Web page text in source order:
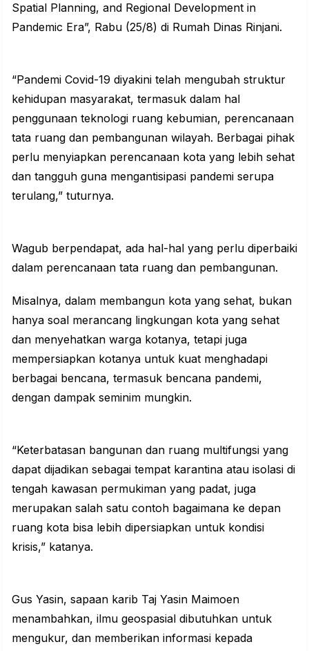
Spatial Planning, and Regional Development in
Pandemic Era”, Rabu (25/8) di Rumah Dinas Rinjani.
“Pandemi Covid-19 diyakini telah mengubah struktur
kehidupan masyarakat, termasuk dalam hal
penggunaan teknologi ruang kebumian, perencanaan
tata ruang dan pembangunan wilayah. Berbagai pihak
perlu menyiapkan perencanaan kota yang lebih sehat
dan tangguh guna mengantisipasi pandemi serupa
terulang,” tuturnya.
Wagub berpendapat, ada hal-hal yang perlu diperbaiki
dalam perencanaan tata ruang dan pembangunan.
Misalnya, dalam membangun kota yang sehat, bukan
hanya soal merancang lingkungan kota yang sehat
dan menyehatkan warga kotanya, tetapi juga
mempersiapkan kotanya untuk kuat menghadapi
berbagai bencana, termasuk bencana pandemi,
dengan dampak seminim mungkin.
“Keterbatasan bangunan dan ruang multifungsi yang
dapat dijadikan sebagai tempat karantina atau isolasi di
tengah kawasan permukiman yang padat, juga
merupakan salah satu contoh bagaimana ke depan
ruang kota bisa lebih dipersiapkan untuk kondisi
krisis,” katanya.
Gus Yasin, sapaan karib Taj Yasin Maimoen
menambahkan, ilmu geospasial dibutuhkan untuk
mengukur, dan memberikan informasi kepada